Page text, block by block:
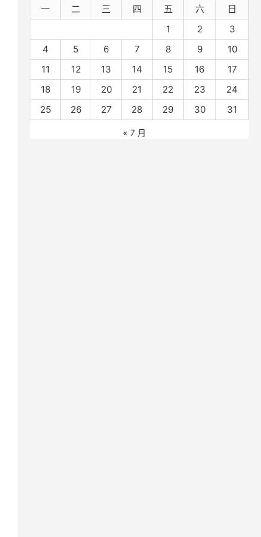
一 二 三 四 五 六
日
1
2
3
4
5 6 7 8 9
10
11
12 13 14 15 16
17
18
19 20 21 22 23
24
25
26 27 28 29 30 31
« 7 月